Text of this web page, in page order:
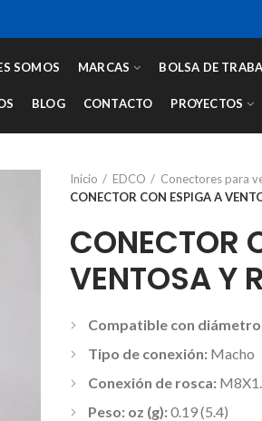
SOMOS MARCAS BOLSA DE
BLOG CONTACTO PROYECTOS
Inicio EDCO Conectores para
CONECTOR CON ESPIGA A
CONECTOR
VENTOSA
Compatible con
Tipo de conexión: Macho
Conexión de rosca:
Peso: oz (g):0.19 (5.4)